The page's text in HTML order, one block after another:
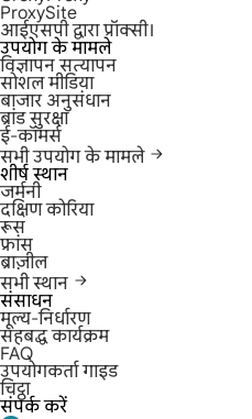
ProxySite
आईएसपी द्वारा प्रॉक्सी।
उपयोग के मामले
विज्ञापन सत्यापन
सोशल मीडिया
बाजार अनुसंधान
ब्रांड सुरक्षा
ई-कॉमर्स
सभी उपयोग के मामले
शीर्ष स्थान
जर्मनी
दक्षिण कोरिया
रूस
फ्रांस
ब्राज़ील
सभी स्थान
संसाधन
मूल्य-निर्धारण
सहबद्ध कार्यक्रम
FAQ
उपयोगकर्ता गाइड
चिट्ठा
संपर्क करें